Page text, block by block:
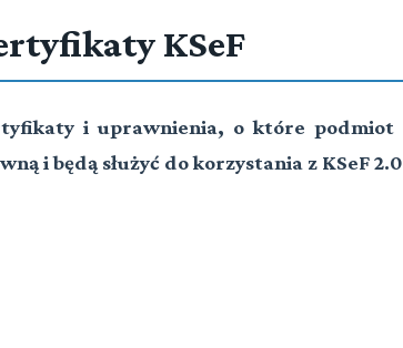
KSeF
i uprawnienia, o które podmiot
i będą służyć do korzystania z KSeF